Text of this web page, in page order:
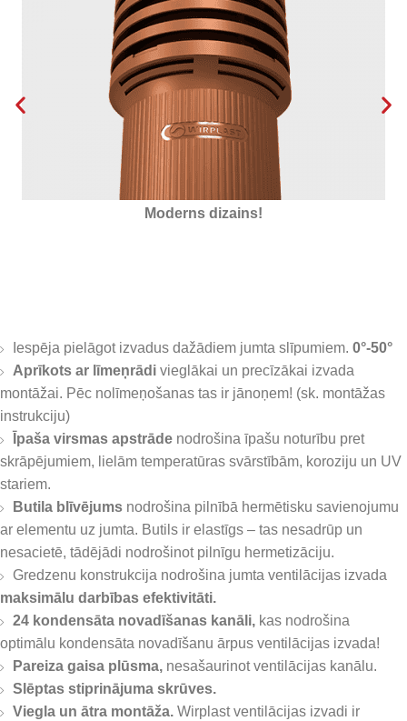
Izolēts ar putupolistorolu
Iespēja pielāgot izvadus dažādiem jumta slīpumiem. 0°-50°
Aprīkots ar līmeņrādi vieglākai un precīzākai izvada
montāžai. Pēc nolīmeņošanas tas ir jānoņem! (sk. montāžas
instrukciju)
Īpaša virsmas apstrāde nodrošina īpašu noturību pret
skrāpējumiem, lielām temperatūras svārstībām, koroziju un UV
stariem.
Butila blīvējums nodrošina pilnībā hermētisku savienojumu
ar elementu uz jumta. Butils ir elastīgs – tas nesadrūp un
nesacietē, tādējādi nodrošinot pilnīgu hermetizāciju.
Gredzenu konstrukcija nodrošina jumta ventilācijas izvada
maksimālu darbības efektivitāti.
24 kondensāta novadīšanas kanāli, kas nodrošina
optimālu kondensāta novadīšanu ārpus ventilācijas izvada!
Pareiza gaisa plūsma, nesašaurinot ventilācijas kanālu.
Slēptas stiprinājuma skrūves.
Viegla un ātra montāža. Wirplast ventilācijas izvadi ir